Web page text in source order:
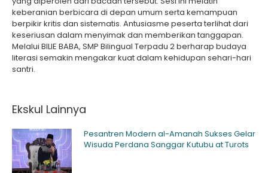
keberanian berbicara di depan umum serta kemampuan
berpikir kritis dan sistematis. Antusiasme peserta terlihat dari
keseriusan dalam menyimak dan memberikan tanggapan.
Melalui BILIE BABA, SMP Bilingual Terpadu 2 berharap budaya
literasi semakin mengakar kuat dalam kehidupan sehari-hari
santri.
Ekskul Lainnya
Pesantren Modern al-Amanah Sukses Gelar
Wisuda Perdana Sanggar Kutubu at Turots